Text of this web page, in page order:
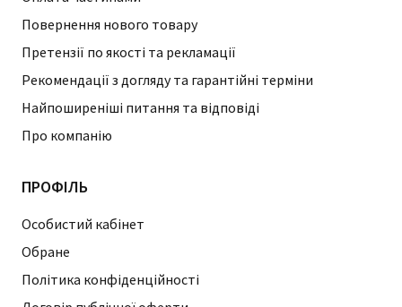
Повернення нового товару
Претензії по якості та рекламації
Рекомендації з догляду та гарантійні терміни
Найпоширеніші питання та відповіді
Про компанію
ПРОФІЛЬ
Особистий кабінет
Обране
Політика конфіденційності